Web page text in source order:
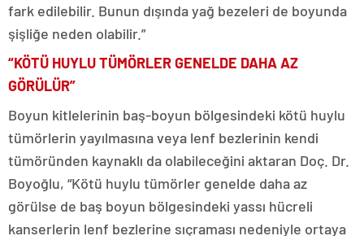
fark edilebilir. Bunun dışında yağ bezeleri de boyunda
şişliğe neden olabilir.”
“KÖTÜ HUYLU TÜMÖRLER GENELDE DAHA AZ
GÖRÜLÜR”
Boyun kitlelerinin baş-boyun bölgesindeki kötü huylu
tümörlerin yayılmasına veya lenf bezlerinin kendi
tümöründen kaynaklı da olabileceğini aktaran Doç. Dr.
Boyoğlu, “Kötü huylu tümörler genelde daha az
görülse de baş boyun bölgesindeki yassı hücreli
kanserlerin lenf bezlerine sıçraması nedeniyle ortaya